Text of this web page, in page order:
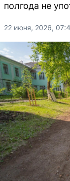
полгода не
22 июня, 2026,